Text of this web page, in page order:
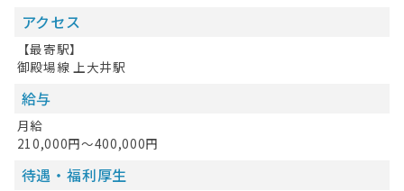
アクセス
【最寄駅】
御殿場線 上大井駅
給与
月給
210,000円～400,000円
待遇・福利厚生